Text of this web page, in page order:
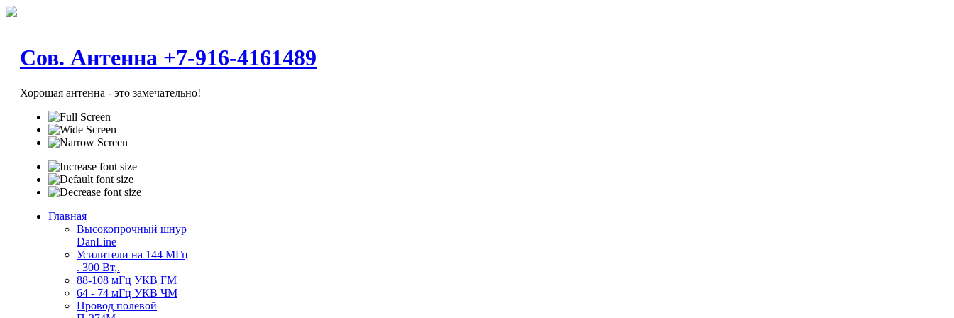
Сов. Антенна +7-916-4161489
Хорошая антенна - это замечательно!
Главная
Высокопрочный шнур
DanLine
Усилители на 144 МГц
. 300 Вт,.
88-108 мГц УКВ FM
64 - 74 мГц УКВ ЧМ
Провод полевой